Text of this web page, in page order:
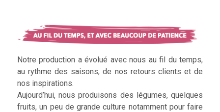
Notre production a évolué avec nous au fil du temps,
au rythme des saisons, de nos retours clients et de
nos inspirations.
Aujourd’hui, nous produisons des légumes, quelques
fruits, un peu de grande culture notamment pour faire